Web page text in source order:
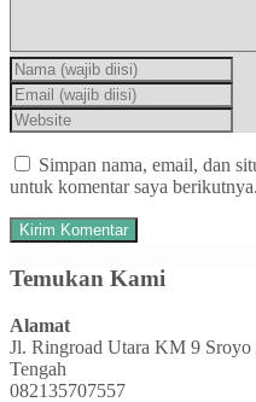
Simpan nama, email, dan
untuk komentar saya berikutnya.
Temukan Kami
Alamat
Jl. Ringroad Utara KM 9 Sroyo
Tengah
082135707557